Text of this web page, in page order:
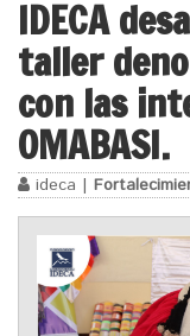
IDECA
taller
con las
OMABASI.
ideca |